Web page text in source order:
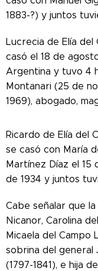
1883-?) y juntos
Lucrecia de Elía del
casó el 18 de
Argentina y tuvo 4
Montanari (25 de
1969), abogado,
Ricardo de Elía del
se casó con María
Martínez Díaz el 15
de 1934 y juntos
Cabe señalar que
Nicanor, Carolina
Micaela del Campo
sobrina del general
(1797-1841), e hija